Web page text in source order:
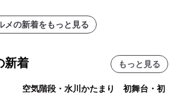
メの新着をもっと見る
新着 もっと見る
空気階段・水川かたまり 初舞台・初